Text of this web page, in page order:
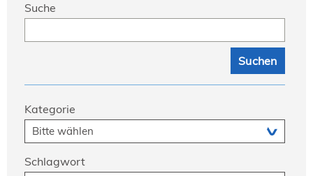
Suche
Kategorie
Schlagwort